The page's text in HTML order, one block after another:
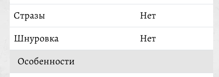
Стразы
Нет
Шнуровка
Нет
Особенности